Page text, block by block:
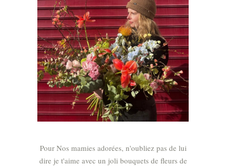
Pour Nos mamies adorées, n'oubliez pas de lui
dire je t'aime avec un joli bouquets de fleurs de